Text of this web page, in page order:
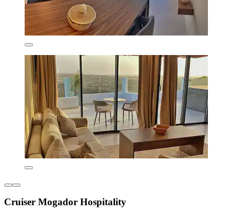
Cruiser Mogador Hospitality